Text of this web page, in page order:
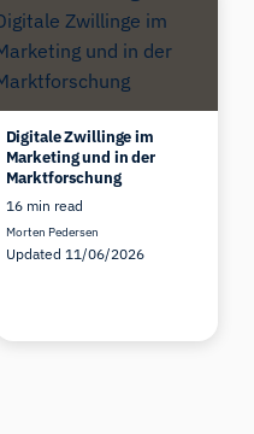
Digitale Zwillinge im
Marketing und in der
Marktforschung
16 min read
Morten Pedersen
Updated 11/06/2026